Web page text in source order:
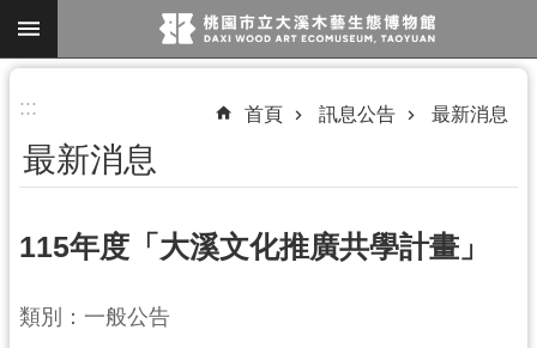
跳到主要內容區塊
搜
尋
參
::: 首頁 訊息公告 最新消息
最新消息
115年度「大溪文化推廣共學計畫」
類別：一般公告